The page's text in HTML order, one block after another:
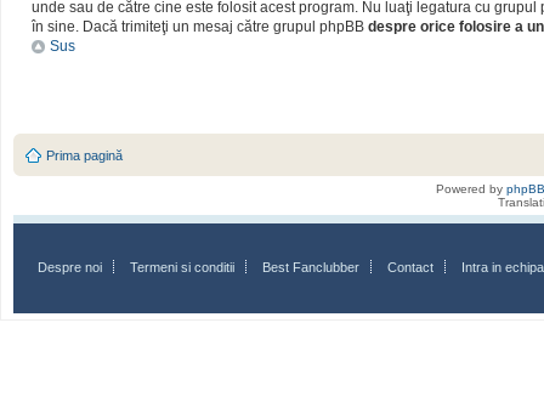
unde sau de către cine este folosit acest program. Nu luaţi legatura cu
în sine. Dacă trimiteţi un mesaj către grupul phpBB despre orice folosire a
Sus
Prima pagină
Powered by phpBB
Despre noi Termeni si conditii Best Fanclubber Contact Intra in